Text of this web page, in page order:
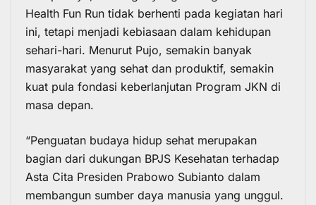
Health Fun Run tidak berhenti pada kegiatan hari
ini, tetapi menjadi kebiasaan dalam kehidupan
sehari-hari. Menurut Pujo, semakin banyak
masyarakat yang sehat dan produktif, semakin
kuat pula fondasi keberlanjutan Program JKN di
masa depan.
“Penguatan budaya hidup sehat merupakan
bagian dari dukungan BPJS Kesehatan terhadap
Asta Cita Presiden Prabowo Subianto dalam
membangun sumber daya manusia yang unggul.